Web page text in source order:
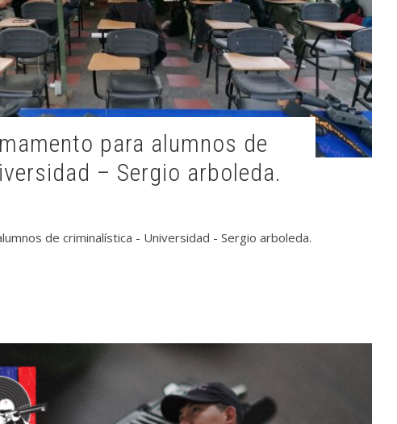
– Sergio arboleda.
de criminalística - Universidad - Sergio arboleda.